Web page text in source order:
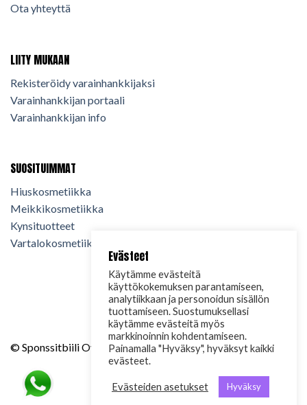
Ota yhteyttä
LIITY MUKAAN
Rekisteröidy varainhankkijaksi
Varainhankkijan portaali
Varainhankkijan info
SUOSITUIMMAT
Hiuskosmetiikka
Meikkikosmetiikka
Kynsituotteet
Vartalokosmetiikka
© Sponssitbiili Oy. 2024. Kaikki oikeudet pidätetään.
Evästeet
Käytämme evästeitä
käyttökokemuksen parantamiseen,
analytiikkaan ja personoidun sisällön
tuottamiseen. Suostumuksellasi
käytämme evästeitä myös
markkinoinnin kohdentamiseen.
Painamalla "Hyväksy", hyväksyt kaikki
evästeet.
Evästeiden asetukset Hyväksy